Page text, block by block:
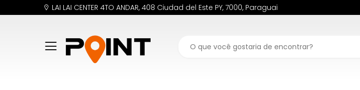
LAI LAI CENTER 4TO ANDAR, 408 Ciudad del Este PY, 7000, Paraguai